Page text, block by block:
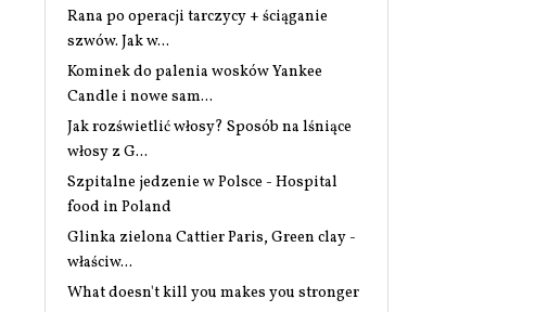
Rana po operacji tarczycy + ściąganie
szwów. Jak w...
Kominek do palenia wosków Yankee
Candle i nowe sam...
Jak rozświetlić włosy? Sposób na lśniące
włosy z G...
Szpitalne jedzenie w Polsce - Hospital
food in Poland
Glinka zielona Cattier Paris, Green clay -
właściw...
What doesn't kill you makes you stronger